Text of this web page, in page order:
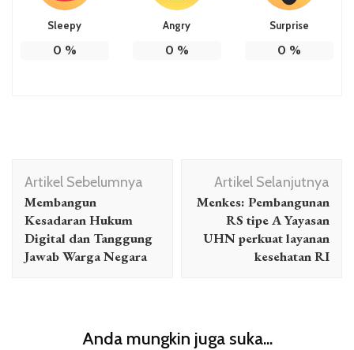
Sleepy
0 %
Angry
0 %
Surprise
0 %
Navigasi
Artikel
Artikel Sebelumnya
Membangun
Kesadaran Hukum
Digital dan Tanggung
Jawab Warga Negara
Artikel Selanjutnya
Menkes: Pembangunan
RS tipe A Yayasan
UHN perkuat layanan
kesehatan RI
Anda mungkin juga suka...